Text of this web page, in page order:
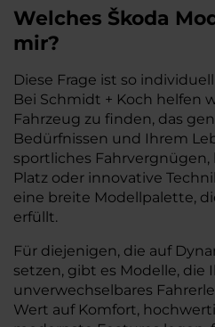
Welches Škoda
mir?
Diese Frage ist so
Bei Schmidt + Koch helfen
Fahrzeug zu finden, das
Bedürfnissen und Ihrem
sportliches Fahrvergnügen,
Platz oder innovative
eine breite Modellpalette,
erfüllt.
Für diejenigen, die auf
setzen, gibt es Modelle, die
unverwechselbares
Wert auf Komfort,